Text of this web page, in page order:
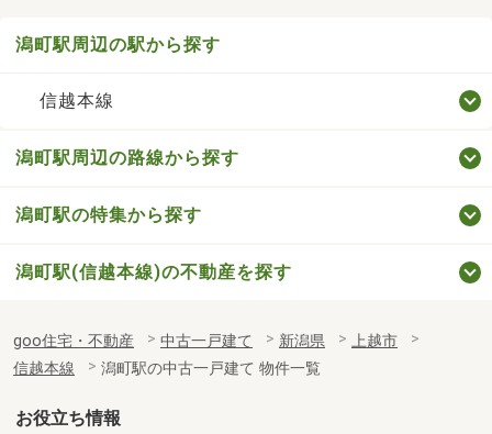
潟町駅周辺の駅から探す
信越本線
潟町駅周辺の路線から探す
潟町駅の特集から探す
潟町駅(信越本線)の不動産を探す
goo住宅・不動産 中古一戸建て 新潟県
上越市
信越本線
潟町駅の中古一戸建て 物件一覧
お役立ち情報